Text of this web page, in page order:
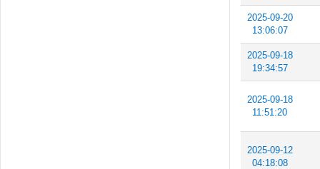
2025-09-20
13:06:07
2025-09-18
19:34:57
2025-09-18
11:51:20
2025-09-12
04:18:08